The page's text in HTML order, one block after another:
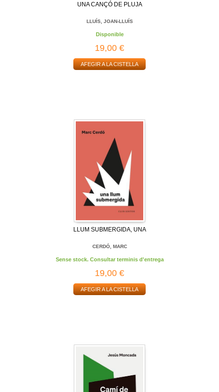
UNA CANÇÓ DE PLUJA
LLUÍS, JOAN-LLUÍS
Disponible
19,00 €
AFEGIR A LA CISTELLA
LLUM SUBMERGIDA, UNA
CERDÓ, MARC
Sense stock. Consultar terminis d'entrega
19,00 €
AFEGIR A LA CISTELLA